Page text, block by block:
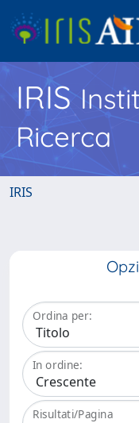
IRIS
Ricerca
IRIS
Ordina per:
In ordine:
Risultati/Pagina